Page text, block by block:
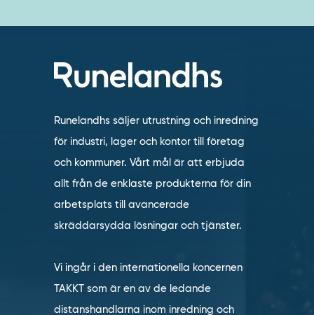
Runelandhs säljer utrustning och inredning
för industri, lager och kontor till företag
och kommuner. Vårt mål är att erbjuda
allt från de enklaste produkterna för din
arbetsplats till avancerade
skräddarsydda lösningar och tjänster.
Vi ingår i den internationella koncernen
TAKKT som är en av de ledande
distanshandlarna inom inredning och